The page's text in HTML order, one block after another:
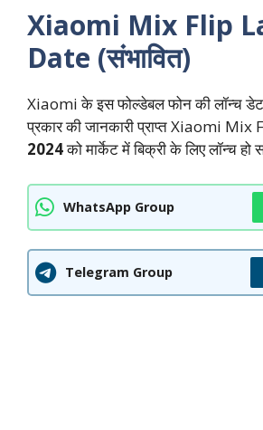
Xiaomi Mix Flip
Date (संभावित)
Xiaomi के इस फोल्डेबल फोन की लॉन्च
प्रकार की जानकारी प्राप्त Xiaomi Mix
2024को मार्केट में बिक्री के लिए लॉन्च हो
WhatsApp Group
Telegram Group